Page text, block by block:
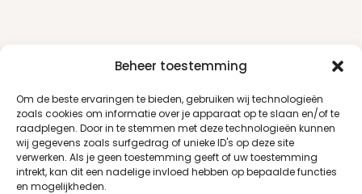
Beheer toestemming
Om de beste ervaringen te bieden, gebruiken wij technologieën
zoals cookies om informatie over je apparaat op te slaan en/of te
raadplegen. Door in te stemmen met deze technologieën kunnen
wij gegevens zoals surfgedrag of unieke ID's op deze site
verwerken. Als je geen toestemming geeft of uw toestemming
intrekt, kan dit een nadelige invloed hebben op bepaalde functies
en mogelijkheden.